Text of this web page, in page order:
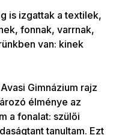
is izgattak a textilek,
fonnak, varrnak,
van: kinek
Gimnázium rajz
élménye az
a fonalat: szülői
tanultam. Ezt